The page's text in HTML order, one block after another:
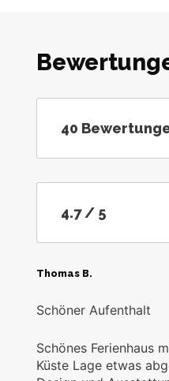
40
4.7/ 5
Thomas B.
Schöner Aufenthalt
Schönes Ferienhaus
Küste Lage etwas